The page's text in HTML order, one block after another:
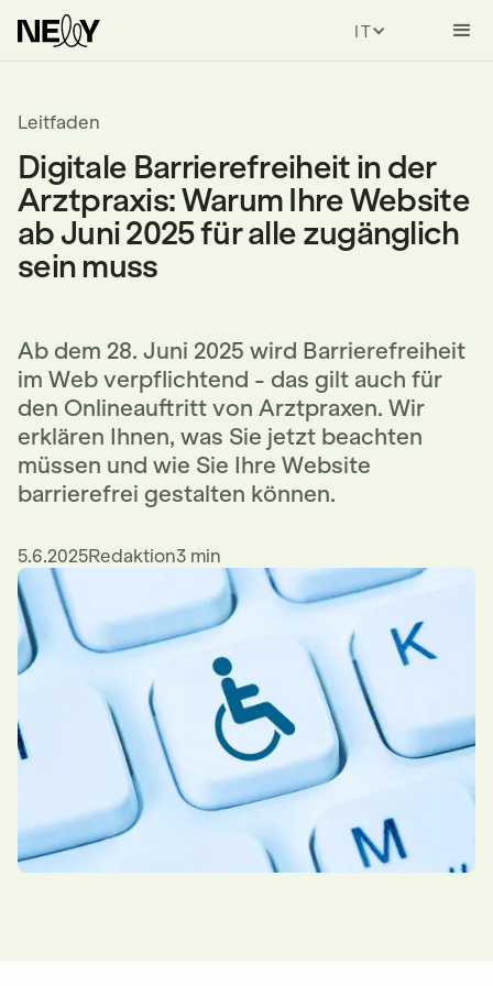
ITALIAN
Leitfaden
Digitale Barrierefreiheit in der
Arztpraxis: Warum Ihre Website
ab Juni 2025 für alle zugänglich
sein muss
Ab dem 28. Juni 2025 wird Barrierefreiheit
im Web verpflichtend - das gilt auch für
den Onlineauftritt von Arztpraxen. Wir
erklären Ihnen, was Sie jetzt beachten
müssen und wie Sie Ihre Website
barrierefrei gestalten können.
5.6.2025Redaktion3 min